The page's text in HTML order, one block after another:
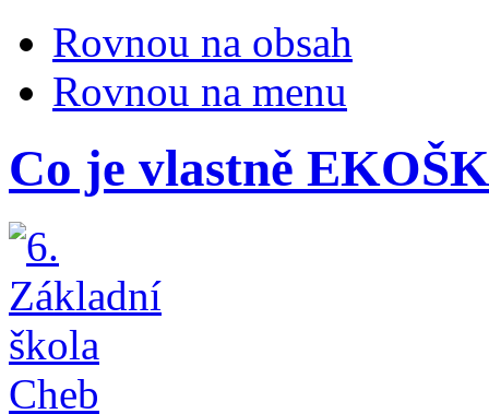
Rovnou na obsah
Rovnou na menu
Co je vlastně